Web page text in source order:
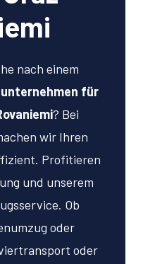
nach einem
für
? Bei
wir Ihren
Profitieren
und unserem
Ob
oder
oder